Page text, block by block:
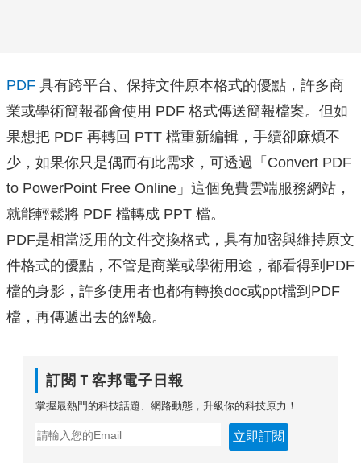
PDF 具有跨平台、保持文件原本格式的優點，許多商
業或學術簡報都會使用 PDF 格式傳送簡報檔案。但如
果想把 PDF 再轉回 PTT 檔重新編輯，手續卻麻煩不
少，如果你只是偶而有此需求，可透過「Convert PDF
to PowerPoint Free Online」這個免費雲端服務網站，
就能輕鬆將 PDF 檔轉成 PPT 檔。
PDF是相當泛用的文件交換格式，具有加密與維持原文
件格式的優點，不管是商業或學術用途，都看得到PDF
檔的身影，許多使用者也都有轉換doc或ppt檔到PDF
檔，再傳遞出去的經驗。
訂閱Ｔ客邦電子日報
掌握最熱門的科技話題、網路動態，升級你的科技原力！
立即訂閱